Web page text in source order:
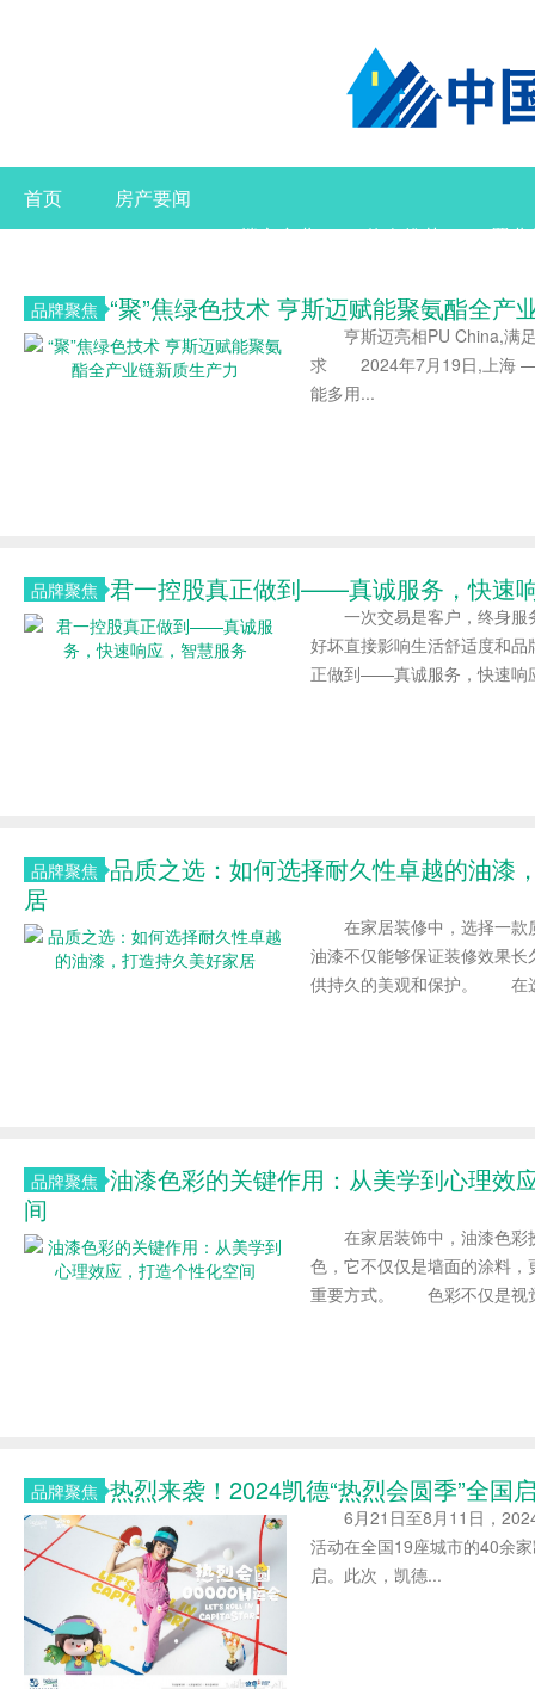
首页
房产要闻
楼市产业
热盘推荐 置业
品牌聚焦 “聚”焦绿色技术 亨斯迈赋能聚氨酯全产
亨斯迈亮相PU China,满
求 2024年7月19日,上海 —
能多用...
品牌聚焦 君一控股真正做到——真诚服务，快速
一次交易是客户，终身服
好坏直接影响生活舒适度和
正做到——真诚服务，快速响
品牌聚焦 品质之选：如何选择耐久性卓越的油漆
居
在家居装修中，选择一款
油漆不仅能够保证装修效果
供持久的美观和保护。 在
品牌聚焦 油漆色彩的关键作用：从美学到心理效
间
在家居装饰中，油漆色彩
色，它不仅仅是墙面的涂料
重要方式。 色彩不仅是视
品牌聚焦 热烈来袭！2024凯德“热烈会圆季”全国
6月21日至8月11日，2024
活动在全国19座城市的40余
启。此次，凯德...